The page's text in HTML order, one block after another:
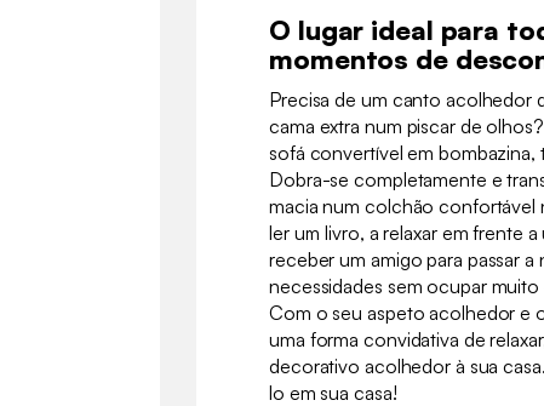
O lugar ideal para
momentos de
Precisa de um canto acolhedor
cama extra num piscar de
sofá convertível em
Dobra-se completamente e
macia num colchão confortável
ler um livro, a relaxar em frente
receber um amigo para passar
necessidades sem ocupar muito
Com o seu aspeto acolhedor e
uma forma convidativa de
decorativo acolhedor à sua
lo em sua casa!